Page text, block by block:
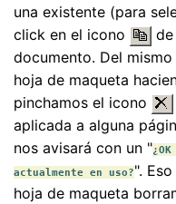
una existente (para
click en el icono
documento. Del
hoja de maqueta
pinchamos el icono
aplicada a alguna
nos avisará con un "
actualmente en uso?".
hoja de maqueta